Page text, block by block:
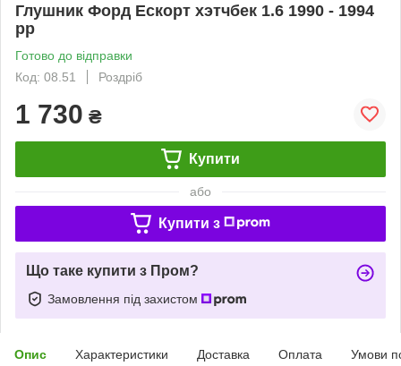
Глушник Форд Ескорт хэтчбек 1.6 1990 - 1994
рр
Готово до відправки
Код: 08.51
Роздріб
1 730 ₴
Купити
або
Купити з
Що таке купити з Пром?
Замовлення під захистом
Опис Характеристики Доставка Оплата Умови